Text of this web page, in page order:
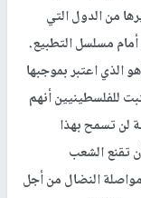
من الدول التي
مسلسل التطبيع.
الذي اعتبر بموجبها
للفلسطينيين أنهم
لن تسمح بهذا
تقنع الشعب
النضال من أجل